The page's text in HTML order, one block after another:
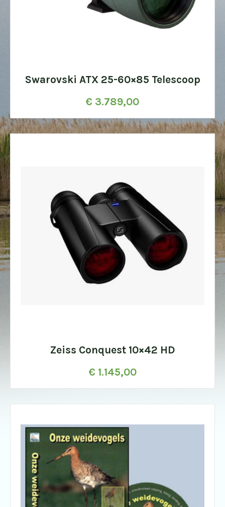
Swarovski ATX 25-60×85 Telescoop
€ 3.789,00
Zeiss Conquest 10×42 HD
€ 1.145,00